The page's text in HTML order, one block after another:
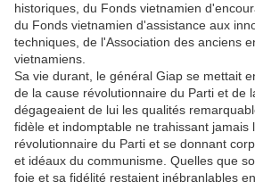
historiques, du Fonds vietnamien
du Fonds vietnamien d'assistance aux
techniques, de l'Association des anciens
vietnamiens.
Sa vie durant, le général Giap se mettait
de la cause révolutionnaire du Parti et de
dégageaient de lui les qualités
fidèle et indomptable ne trahissant jamais
révolutionnaire du Parti et se donnant
et idéaux du communisme. Quelles que
foie et sa fidélité restaient inébranlables